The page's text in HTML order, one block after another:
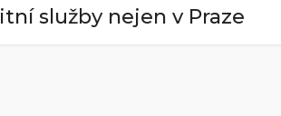
služby nejen v Praze